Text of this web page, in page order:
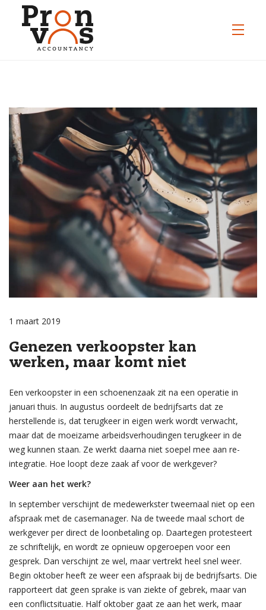
1 maart 2019
Genezen verkoopster kan
werken, maar komt niet
Een verkoopster in een schoenenzaak zit na een operatie in
januari thuis. In augustus oordeelt de bedrijfsarts dat ze
herstellende is, dat terugkeer in eigen werk wordt verwacht,
maar dat de moeizame arbeidsverhoudingen terugkeer in de
weg kunnen staan. Ze werkt daarna niet soepel mee aan re-
integratie. Hoe loopt deze zaak af voor de werkgever?
Weer aan het werk?
In september verschijnt de medewerkster tweemaal niet op een
afspraak met de casemanager. Na de tweede maal schort de
werkgever per direct de loonbetaling op. Daartegen protesteert
ze schriftelijk, en wordt ze opnieuw opgeroepen voor een
gesprek. Dan verschijnt ze wel, maar vertrekt heel snel weer.
Begin oktober heeft ze weer een afspraak bij de bedrijfsarts. Die
rapporteert dat geen sprake is van ziekte of gebrek, maar van
een conflictsituatie. Half oktober gaat ze aan het werk, maar